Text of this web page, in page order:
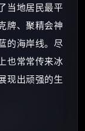
当地居民最平
牌、聚精会神
的海岸线。尽
也常常传来冰
现出顽强的生
！
！